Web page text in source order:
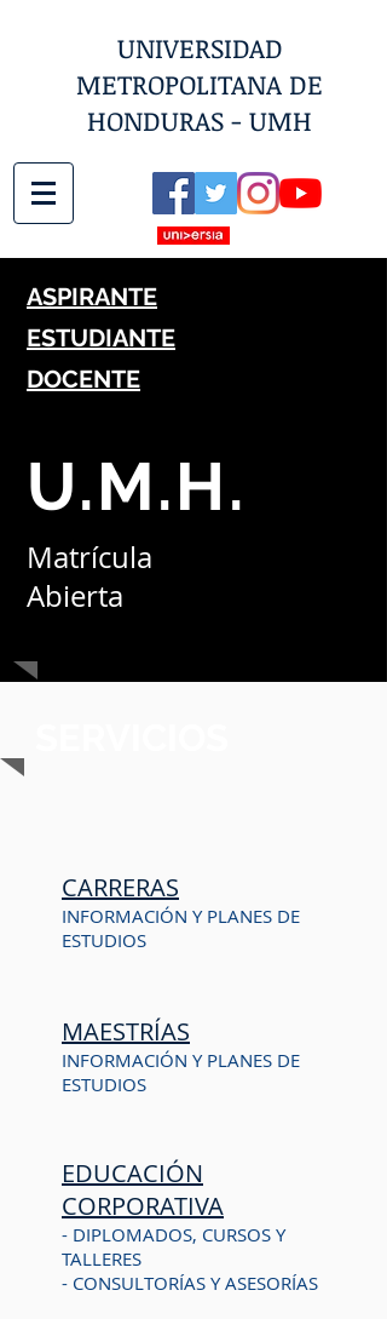
UNIVERSIDAD
METROPOLITANA DE
HONDURAS - UMH
ASPIRANTE
ESTUDIANTE
DOCENTE
U.M.H.
Matrícula
Abierta
CARRERAS
INFORMACIÓN Y PLANES DE
ESTUDIOS
MAESTRÍAS
INFORMACIÓN Y PLANES DE
ESTUDIOS
EDUCACIÓN
CORPORATIVA
- DIPLOMADOS, CURSOS Y
TALLERES
- CONSULTORÍAS Y ASESORÍAS